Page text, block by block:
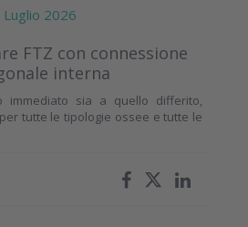
2026
FTZ con connessione
interna
immediato sia a quello differito,
tutte le tipologie ossee e tutte le